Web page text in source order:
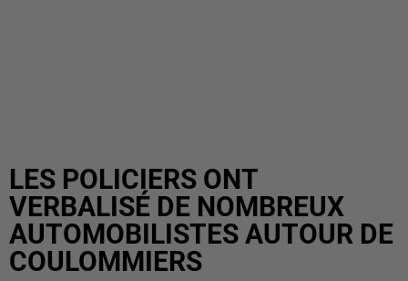
LES POLICIERS ONT
VERBALISÉ DE NOMBREUX
AUTOMOBILISTES AUTOUR DE
COULOMMIERS